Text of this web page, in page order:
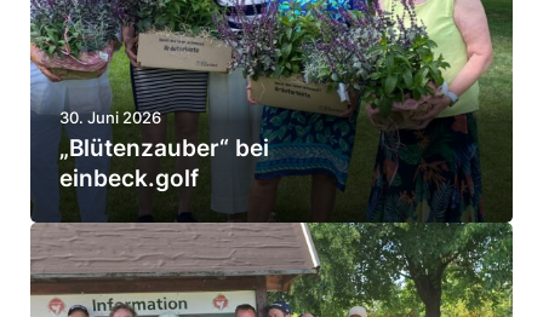
e
h
­
r
z
ü
t
e
n
a
u
b
30. Juni 2026
„Blüten­zauber“ bei
einbeck.golf
o